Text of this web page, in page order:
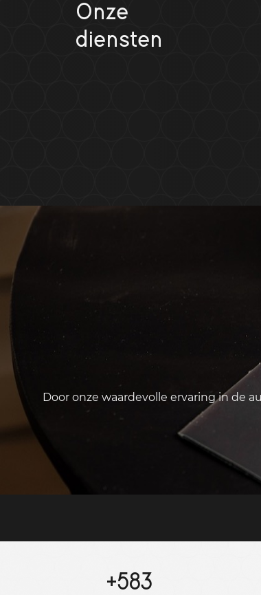
Onze
diensten
Door onze waardevolle ervaring in de
+583